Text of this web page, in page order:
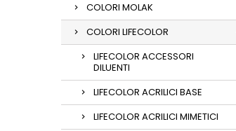
COLORI MOLAK
COLORI LIFECOLOR
LIFECOLOR ACCESSORI
DILUENTI
LIFECOLOR ACRILICI BASE
LIFECOLOR ACRILICI MIMETICI